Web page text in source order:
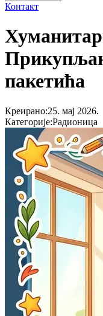
Контакт
пакетића
Креирано:25. мај 2026.
Категорије:Радионица